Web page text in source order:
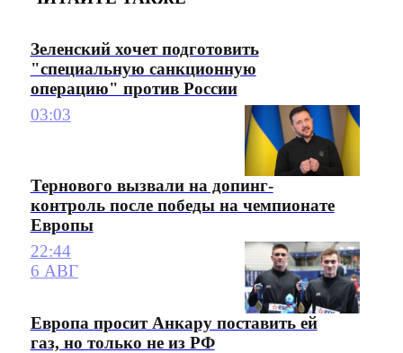
Зеленский хочет подготовить
"специальную санкционную
операцию" против России
03:03
Тернового вызвали на допинг-
контроль после победы на чемпионате
Европы
22:44
6 АВГ
Европа просит Анкару поставить ей
газ, но только не из РФ